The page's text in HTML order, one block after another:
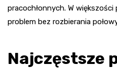
pracochłonnych. W
problem bez rozbierania
Najczęstsze